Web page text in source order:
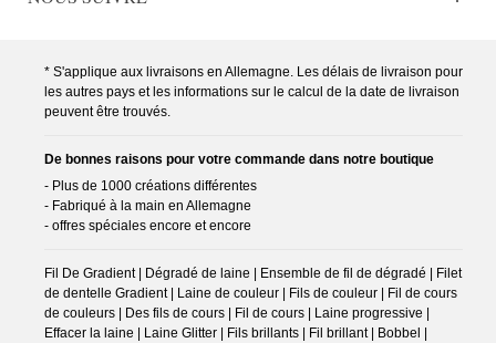
* S'applique aux livraisons en Allemagne. Les délais de livraison pour
les autres pays et les informations sur le calcul de la date de livraison
peuvent être trouvés.
De bonnes raisons pour votre commande dans notre boutique
- Plus de 1000 créations différentes
- Fabriqué à la main en Allemagne
- offres spéciales encore et encore
Fil De Gradient | Dégradé de laine | Ensemble de fil de dégradé | Filet
de dentelle Gradient | Laine de couleur | Fils de couleur | Fil de cours
de couleurs | Des fils de cours | Fil de cours | Laine progressive |
Effacer la laine | Laine Glitter | Fils brillants | Fil brillant | Bobbel |